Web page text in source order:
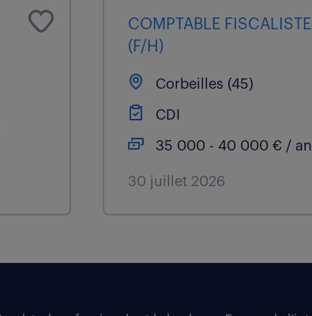
COMPTABLE FISCALISTE
(F/H)
Corbeilles (45)
CDI
35 000 - 40 000 € / an
30 juillet 2026